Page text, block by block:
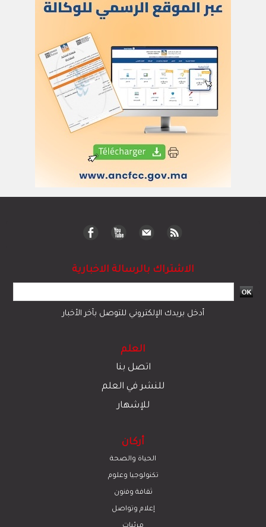
الاشتراك بالرسالة الاخبارية
أدخل بريدك الإلكتروني للتوصل بآخر الأخبار
العلم
اتصل بنا
للنشر في العلم
للإشهار
أركان
الحياة والصحة
تكنولوجيا وعلوم
ﺛﻘﺎﻓﺔ وﻓﻧون
إعلام وتواصل